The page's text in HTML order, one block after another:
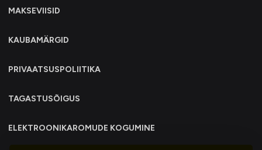
MAKSEVIISID
KAUBAMÄRGID
PRIVAATSUSPOLIITIKA
TAGASTUSÕIGUS
ELEKTROONIKAROMUDE KOGUMINE